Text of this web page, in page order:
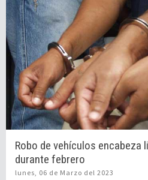
Robo de vehículos encabeza
durante febrero
lunes, 06 de Marzo del 2023